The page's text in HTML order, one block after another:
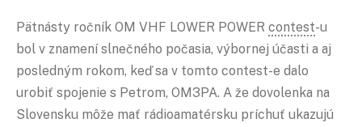
Pätnásty ročník OM VHF LOWER POWER contest-u
bol v znamení slnečného počasia, výbornej účasti a aj
posledným rokom, keď sa v tomto contest-e dalo
urobiť spojenie s Petrom, OM3PA. A že dovolenka na
Slovensku môže mať rádioamatérsku príchuť ukazujú